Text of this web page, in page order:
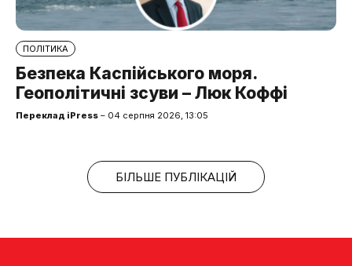
ПОЛІТИКА
Безпека Каспійського моря.
Геополітичні зсуви – Люк Коффі
Переклад iPress – 04 серпня 2026, 13:05
БІЛЬШЕ ПУБЛІКАЦІЙ